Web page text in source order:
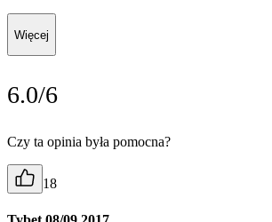
Więcej
6.0/6
Czy ta opinia była pomocna?
18